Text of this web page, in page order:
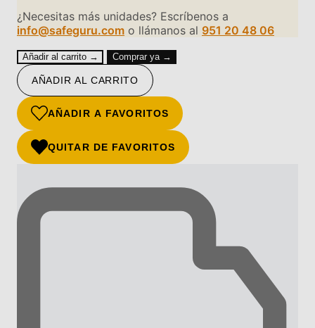
¿Necesitas más unidades? Escríbenos a
info@safeguru.com o llámanos al 951 20 48 06
Añadir al carrito → Comprar ya →
AÑADIR AL CARRITO
AÑADIR A FAVORITOS
QUITAR DE FAVORITOS